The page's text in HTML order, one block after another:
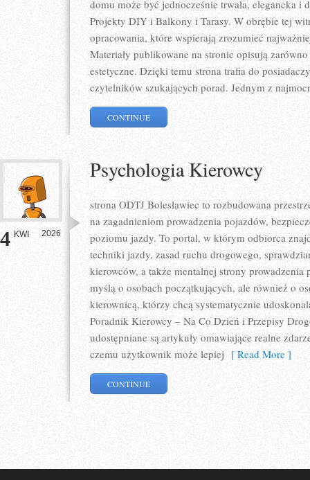
domu może być jednocześnie trwała, elegancka i
Projekty DIY i Balkony i Tarasy. W obrębie tej
opracowania, które wspierają zrozumieć
Materiały publikowane na stronie opisują
estetyczne. Dzięki temu strona trafia do
czytelników szukających porad. Jednym z
CONTINUE
4 KWI 2026
Psychologia Kierowcy
strona ODTJ Bolesławiec to rozbudowana
na zagadnieniom prowadzenia pojazdów,
poziomu jazdy. To portal, w którym odbiorca
techniki jazdy, zasad ruchu drogowego,
kierowców, a także mentalnej strony prowadzenia
myślą o osobach początkujących, ale również o
kierownicą, którzy chcą systematycznie
Poradnik Kierowcy – Na Co Dzień i Przepisy
udostępniane są artykuły omawiające realne
czemu użytkownik może lepiej [ Read More ]
CONTINUE